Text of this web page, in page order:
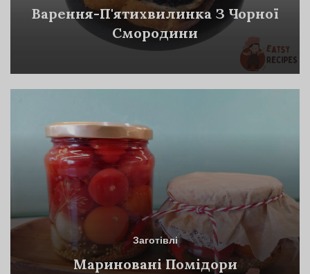
Варення-П'ятихвилинка З Чорної
Смородини
Заготівлі
Мариновані Помідори